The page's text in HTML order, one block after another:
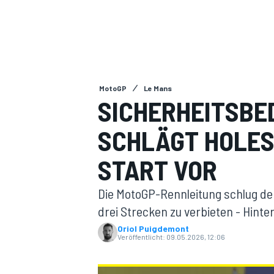
MOTOGP
MotoGP Le Mans
SCHLÄGT
START VOR
Die MotoGP-Rennleitung schlug
drei Strecken zu verbieten -
Oriol Puigdemont
Veröffentlicht: 09.05.2026, 12:06